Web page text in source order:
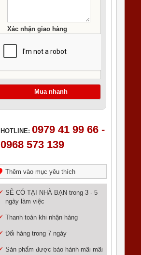
Xác nhận giao hàng
HOTLINE:0979 41 99 66 -
0968 573 139
Thêm vào mục yêu thích
SẼ CÓ TẠI NHÀ BẠN trong 3 - 5
ngày làm việc
Thanh toán khi nhận hàng
Đổi hàng trong 7 ngày
Sản phẩm được bảo hành mãi mãi